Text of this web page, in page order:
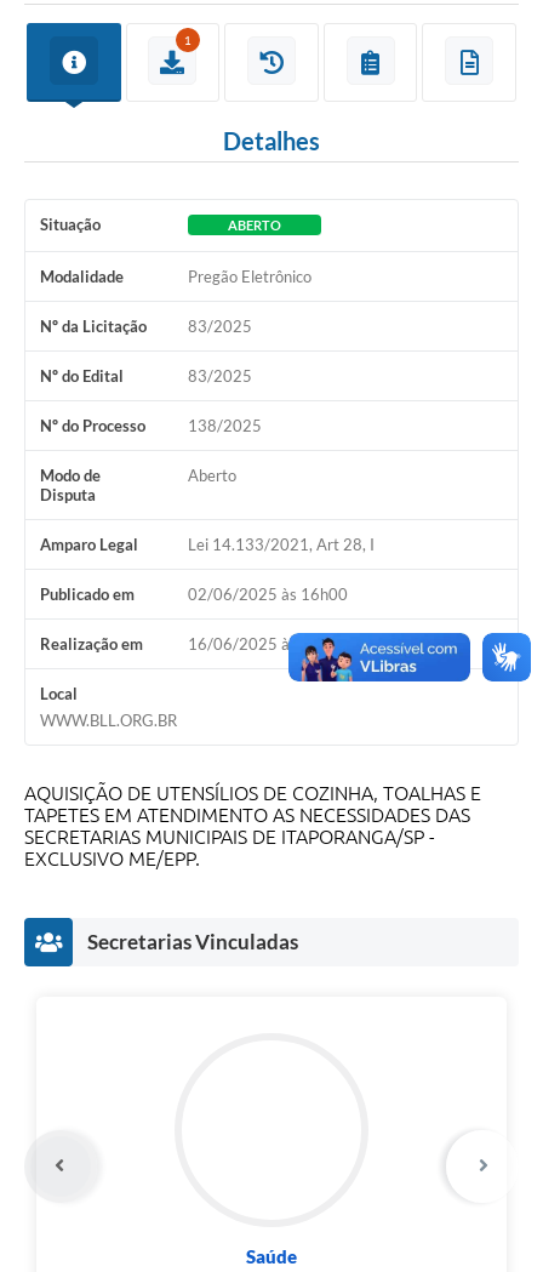
Contratos
Estatuto dos Servidores Municipais
PLANO MUNICIPAL DE ASSISTÊNCIA SOCIAL
A Nossa Cidade
Galeria de Vídeos
Banco do Povo Paulista
Folha de Pagamento
Serviços ao Cidadão
Nota Fiscal Eletrônica
Compras Web
Telefones Úteis
1
Detalhes
Situação ABERTO
Modalidade Pregão Eletrônico
Nº da Licitação 83/2025
Nº do Edital 83/2025
Nº do Processo 138/2025
Modo de
Disputa
Aberto
Amparo Legal Lei 14.133/2021, Art 28, I
Publicado em 02/06/2025 às 16h00
Realização em 16/06/2025 às 09h00
Local
WWW.BLL.ORG.BR
AQUISIÇÃO DE UTENSÍLIOS DE COZINHA, TOALHAS E
TAPETES EM ATENDIMENTO AS NECESSIDADES DAS
SECRETARIAS MUNICIPAIS DE ITAPORANGA/SP -
EXCLUSIVO ME/EPP.
Secretarias Vinculadas
Saúde